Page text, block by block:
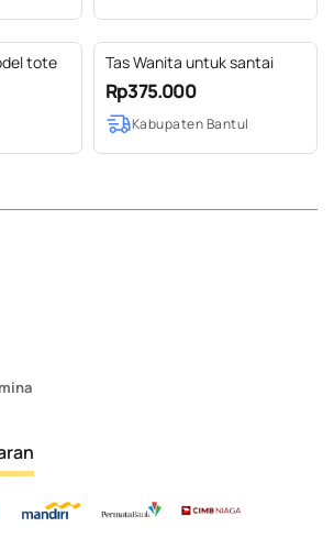
tote Tas Wanita untuk santai
Rp375.000
Kabupaten Bantul